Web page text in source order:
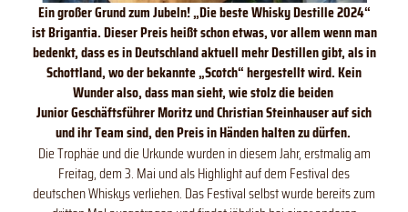
Ein großer Grund zum Jubeln!„Die beste Whisky Destille 2024“
ist Brigantia. Dieser Preis heißt schon etwas, vor allem wenn man
bedenkt, dass es in Deutschland aktuell mehr Destillen gibt, als in
Schottland, wo der bekannte „Scotch“ hergestellt wird. Kein
Wunder also, dass man sieht, wie stolz die beiden
Junior Geschäftsführer Moritz und Christian Steinhauser auf sich
und ihr Team sind, den Preis in Händen halten zu dürfen.
Die Trophäe und die Urkunde wurden in diesem Jahr, erstmalig am
Freitag, dem 3. Mai und als Highlight auf dem Festival des
deutschen Whiskys verliehen. Das Festival selbst wurde bereits zum